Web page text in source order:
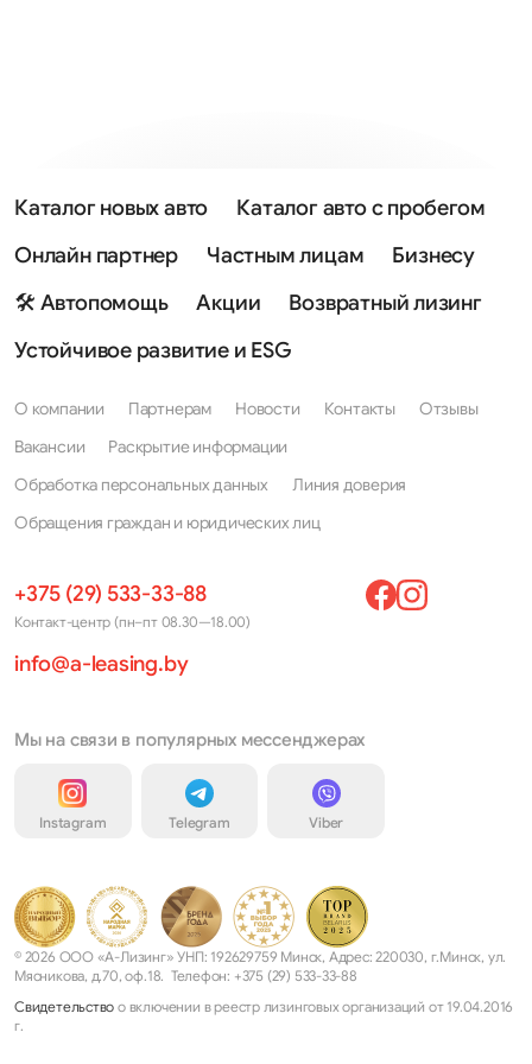
Каталог новых авто
Каталог авто с пробегом
Онлайн партнер
Частным лицам
Бизнесу
🛠 Автопомощь
Акции
Возвратный лизинг
Устойчивое развитие и ESG
О компании Партнерам Новости Контакты
Отзывы
Вакансии
Раскрытие информации
Обработка персональных данных
Линия доверия
Обращения граждан и юридических лиц
+375 (29) 533-33-88
Контакт-центр (пн–пт 08.30—18.00)
info@a-leasing.by
Мы на связи в популярных мессенджерах
Instagram Telegram Viber
© 2026 ООО «А-Лизинг» УНП: 192629759 Минск, Адрес: 220030, г.Минск, ул.
Мясникова, д.70, оф.18. Телефон: +375 (29) 533-33-88
Свидетельство о включении в реестр лизинговых организаций от 19.04.2016
г.